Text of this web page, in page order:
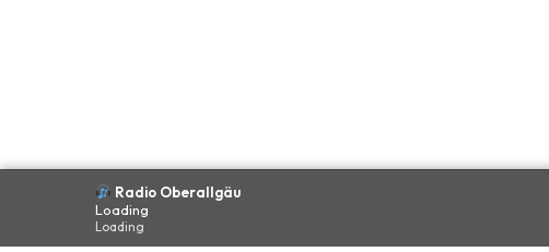
Radio Oberallgäu
Loading
Loading
©Radio Oberallgäu · by